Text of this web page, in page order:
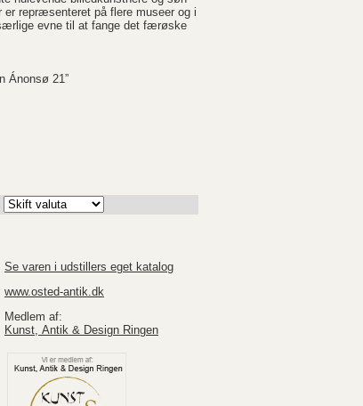
repræsenteret på flere museer og i
evne til at fange det færøske
Ánonsø 21”
Se varen i udstillers eget katalog
www.osted-antik.dk
Medlem af:
Kunst, Antik & Design Ringen